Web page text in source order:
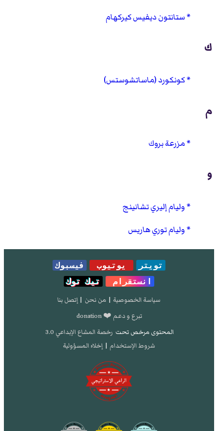
ستانتون ديفيس كيركهام
ك
كونكورد (ماساتشوستس)
م
مزرعة بروك
و
وليام إليري تشانينج
وليام توري هاريس
تويتر يوتيوب
فيسبوك
انستقرام
تيك توك
سياسة الخصوصية | من نحن | إتصل بنا
تبرع و دعم ❤️ donation
المحتوى مرخص تحت رخصة المشاع الإبداعي 3.0
شروط الإستخدام | إخلاء المسؤولية